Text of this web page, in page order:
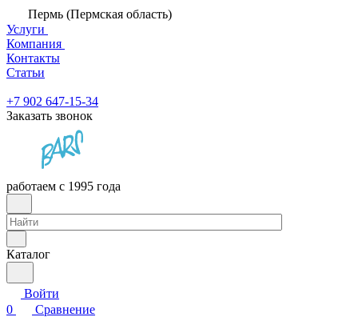
Пермь (Пермская область)
Услуги
Компания
Контакты
Статьи
+7 902 647-15-34
Заказать звонок
работаем с 1995 года
Каталог
Войти
0
Сравнение